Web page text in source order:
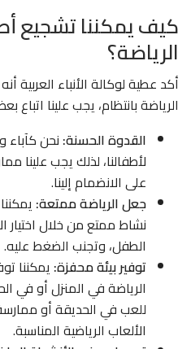
كيف يمكننا تشجيع
الرياضة؟
أكد عطية لوكالة الأنباء العربية
الرياضة بانتظام، يجب علينا اتباع
القدوة الحسنة: نحن كآباء
لأطفالنا، لذلك يجب علينا
على الانضمام إلينا.
جعل الرياضة ممتعة:
نشاط ممتع من خلال اختيار
الطفل، وتجنب الضغط عليه.
توفير بيئة محفزة: يمكننا
الرياضة في المنزل أو
للعب في الحديقة أو
الألعاب الرياضية المناسبة.